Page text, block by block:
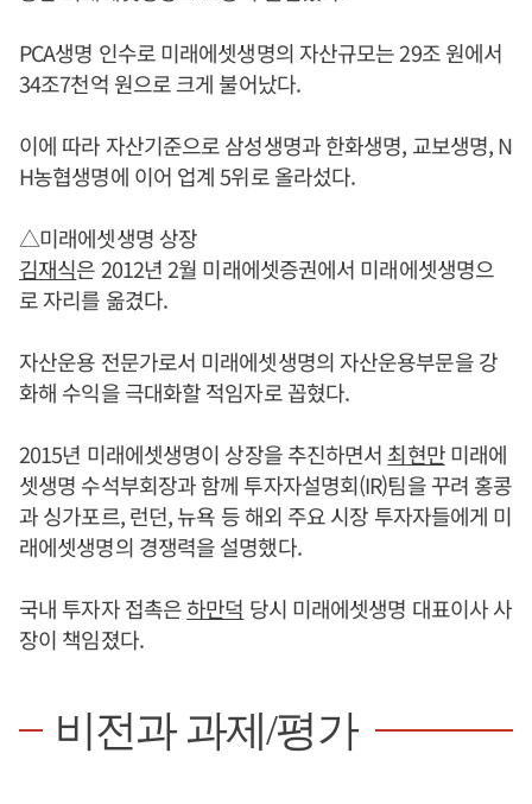
PCA생명 인수로 미래에셋생명의 자산규모는 29조 원에서
34조7천억 원으로 크게 불어났다.
이에 따라 자산기준으로 삼성생명과 한화생명, 교보생명, N
H농협생명에 이어 업계 5위로 올라섰다.
△미래에셋생명 상장
김재식은 2012년 2월 미래에셋증권에서 미래에셋생명으
로 자리를 옮겼다.
자산운용 전문가로서 미래에셋생명의 자산운용부문을 강
화해 수익을 극대화할 적임자로 꼽혔다.
2015년 미래에셋생명이 상장을 추진하면서 최현만미래에
셋생명 수석부회장과 함께 투자자설명회(IR)팀을 꾸려 홍콩
과 싱가포르, 런던, 뉴욕 등 해외 주요 시장 투자자들에게 미
래에셋생명의 경쟁력을 설명했다.
국내 투자자 접촉은하만덕 당시 미래에셋생명 대표이사 사
장이 책임졌다.
비전과 과제/평가